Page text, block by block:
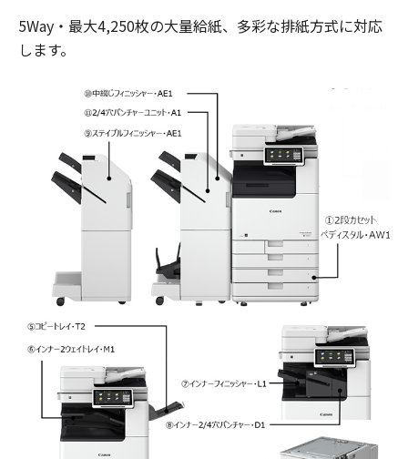
5Way・最大4,250枚の大量給紙、多彩な排紙方式に対応
します。